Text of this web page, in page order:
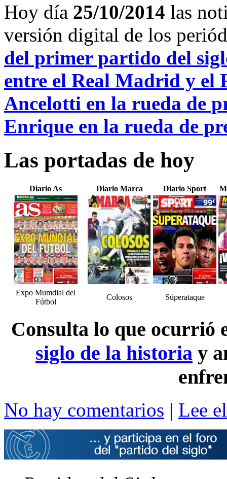
Hoy día 25/10/2014 las
versión digital de los
del primer partido del
entre el Real Madrid y el
Ancelotti en la rueda de
Enrique en la rueda de
Las portadas de hoy
Diario As Diario Marca Diario Sport
Expo Mumdial del
Fútbol
Colosos Súperataque
Consulta lo que ocurrió
siglo de la historia y
No hay comentarios | Lee